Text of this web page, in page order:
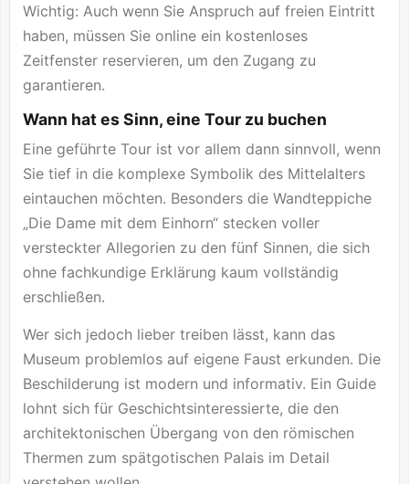
Wichtig: Auch wenn Sie Anspruch auf freien Eintritt
haben, müssen Sie online ein kostenloses
Zeitfenster reservieren, um den Zugang zu
garantieren.
Wann hat es Sinn, eine Tour zu buchen
Eine geführte Tour ist vor allem dann sinnvoll, wenn
Sie tief in die komplexe Symbolik des Mittelalters
eintauchen möchten. Besonders die Wandteppiche
„Die Dame mit dem Einhorn“ stecken voller
versteckter Allegorien zu den fünf Sinnen, die sich
ohne fachkundige Erklärung kaum vollständig
erschließen.
Wer sich jedoch lieber treiben lässt, kann das
Museum problemlos auf eigene Faust erkunden. Die
Beschilderung ist modern und informativ. Ein Guide
lohnt sich für Geschichtsinteressierte, die den
architektonischen Übergang von den römischen
Thermen zum spätgotischen Palais im Detail